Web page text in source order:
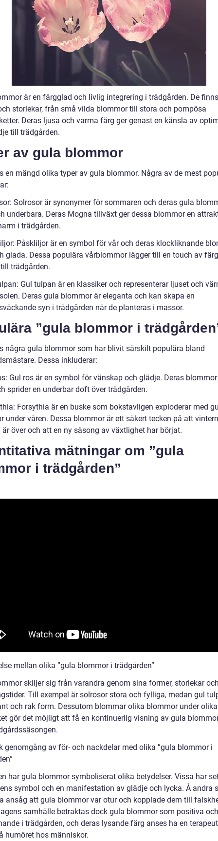
är en färgglad och livlig integrering i trädgården. De
storlekar, från små vilda blommor till stora och pompösa
Deras ljusa och varma färg ger genast en känsla av
till trädgården.
av gula blommor
en mängd olika typer av gula blommor. Några av de mest
Solrosor är synonymer för sommaren och deras gula
underbara. Deras Mogna tillväxt ger dessa blommor en
i trädgården.
Påskliljor är en symbol för vår och deras klockliknande
glada. Dessa populära vårblommor lägger till en touch av
trädgården.
Gul tulpan är en klassiker och representerar ljuset och
Deras gula blommor är eleganta och kan skapa en
syn i trädgården när de planteras i massor.
”gula blommor i
några gula blommor som har blivit särskilt populära bland
Dessa inkluderar:
Gul ros är en symbol för vänskap och glädje. Deras
sprider en underbar doft över trädgården.
Forsythia är en buske som bokstavligen exploderar med
under våren. Dessa blommor är ett säkert tecken på att vintern
över och att en ny säsong av växtlighet har börjat.
mätningar om ”gula
i trädgården”
mellan olika ”gula blommor i trädgården”
skiljer sig från varandra genom sina former, storlekar
Till exempel är solrosor stora och fylliga, medan gul
och rak form. Dessutom blommar olika blommor under
gör det möjligt att få en kontinuerlig visning av gula
genomgång av för- och nackdelar med olika ”gula blommor i
har gula blommor symboliserat olika betydelser. Vissa har
symbol och en manifestation av glädje och lycka. Å andra
ansåg att gula blommor var otur och kopplade dem till
samhälle betraktas dock gula blommor som positiva och
i trädgården, och deras lysande färg anses ha en
humöret hos människor.